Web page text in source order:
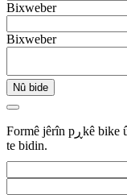
Bixweber
Bixweber
Nû bide
Formê jêrîn pڕkê bike û em bi lez êdê emailê Business Plan PDF li
te bidin.